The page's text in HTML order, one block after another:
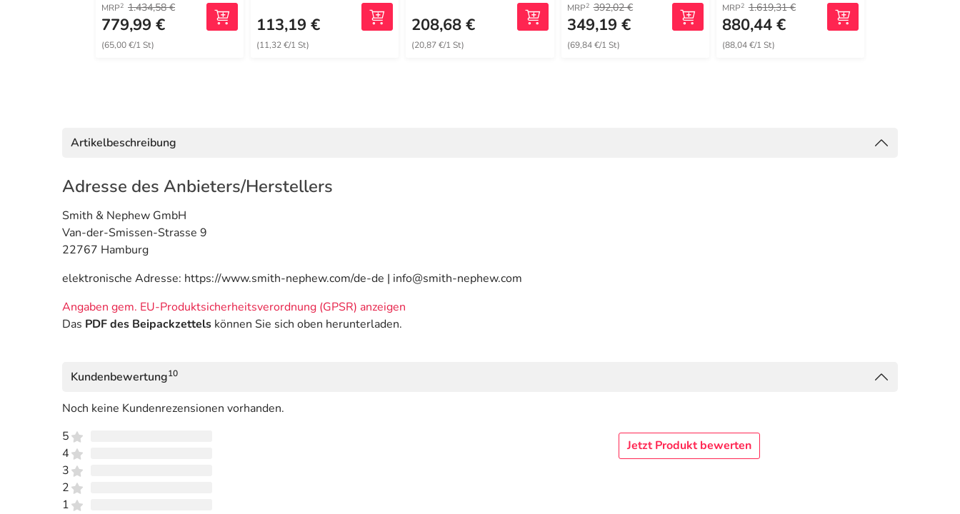
MRP2 1.434,58 €
779,99 €
(65,00 €/1 St)
113,19 €
(11,32 €/1 St)
208,68 €
(20,87 €/1 St)
MRP2 392,02 €
349,19 €
(69,84 €/1 St)
MRP2 1.619,31 €
880,44 €
(88,04 €/1 St)
Artikelbeschreibung
Adresse des Anbieters/Herstellers
Smith & Nephew GmbH
Van-der-Smissen-Strasse 9
22767 Hamburg
elektronische Adresse: https://www.smith-nephew.com/de-de | info@smith-nephew.com
Angaben gem. EU-Produktsicherheitsverordnung (GPSR) anzeigen
Das PDF des Beipackzettels können Sie sich oben herunterladen.
Kundenbewertung10
Noch keine Kundenrezensionen vorhanden.
5
4
3
2
1
Jetzt Produkt bewerten